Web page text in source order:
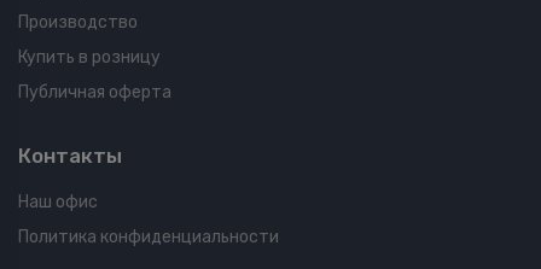
Производство
Купить в розницу
Публичная оферта
Контакты
Наш офис
Политика конфиденциальности